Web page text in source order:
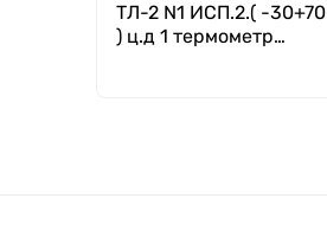
ТЛ-2 N1 ИСП.2.( -30+70
) ц.д 1 термометр